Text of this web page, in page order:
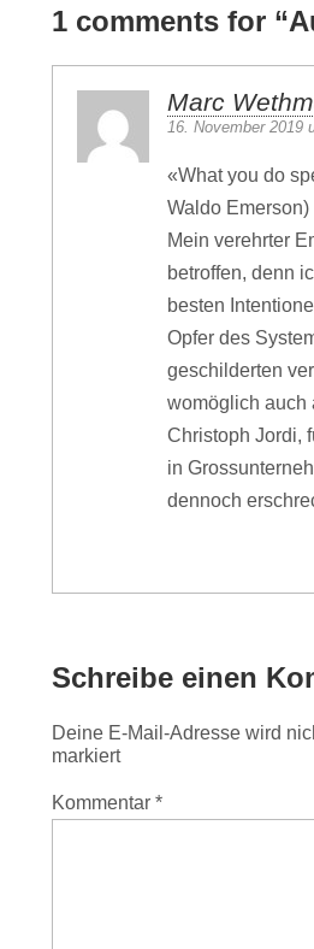
1 comments for “
Marc
16. November 2019
«What you do
Waldo Emerson)
Mein verehrter
betroffen, denn
besten
Opfer des
geschilderten
womöglich auch
Christoph Jordi,
in
dennoch
Schreibe einen
Deine E-Mail-Adresse wird
markiert
Kommentar *